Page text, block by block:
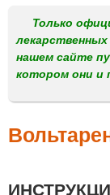
м
е
н
Только
нашем сайте
котором они и